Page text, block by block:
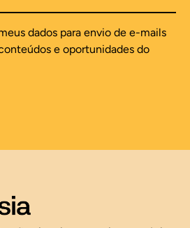
dados para envio de e-mails
e oportunidades do